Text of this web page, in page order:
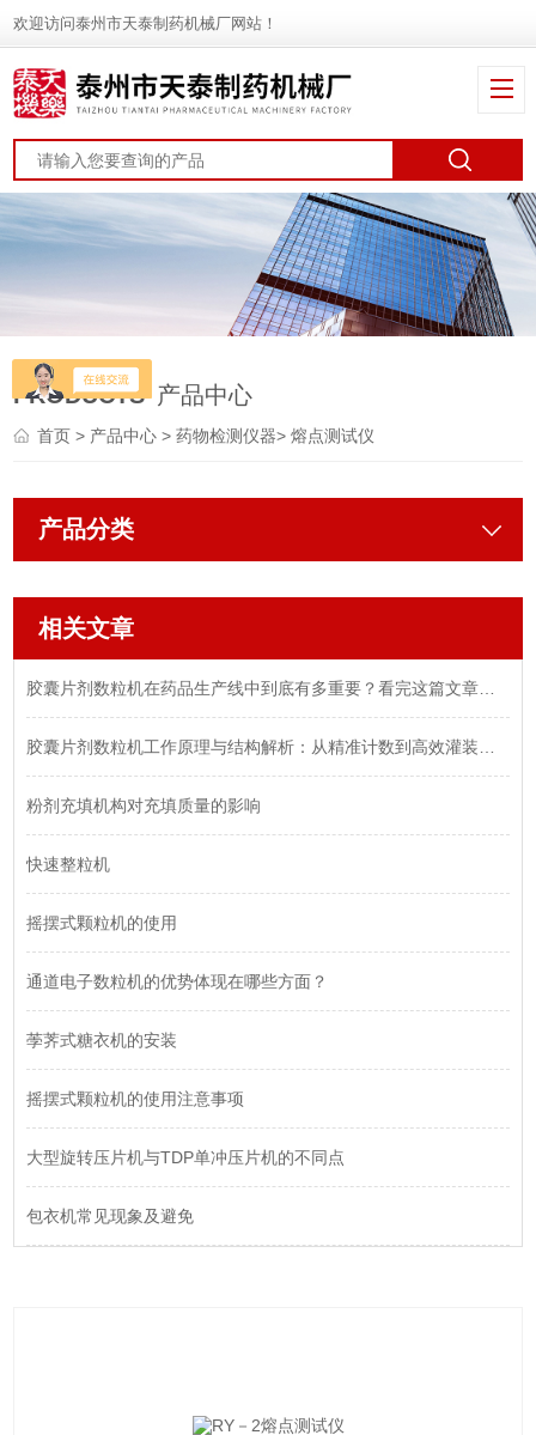
欢迎访问泰州市天泰制药机械厂网站！
PRODUCTS 产品中心
首页> 产品中心>药物检测仪器>熔点测试仪
产品分类
相关文章
胶囊片剂数粒机在药品生产线中到底有多重要？看完这篇文章你就明白了！
胶囊片剂数粒机工作原理与结构解析：从精准计数到高效灌装全流程
粉剂充填机构对充填质量的影响
快速整粒机
摇摆式颗粒机的使用
通道电子数粒机的优势体现在哪些方面？
荸荠式糖衣机的安装
摇摆式颗粒机的使用注意事项
大型旋转压片机与TDP单冲压片机的不同点
包衣机常见现象及避免